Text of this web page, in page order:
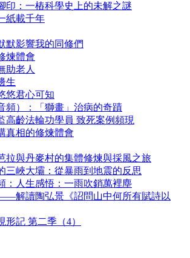
印：一樁科學史上的未解之謎
紙載千年
默影響我的同修們
煉體會
助老人
生
悠君心可知
頻）：「獅畫」治病的奇蹟
高齡法輪功學員 致死案例頻現
真相的修煉體會
拉與丹麥村的集體修煉與採風之旅
三峽大壩：從暴雨到地震的反思
：人生感悟：一雨吹銷萬裡塵
解讀陶弘景《詔問山中何所有賦詩以
形記 第二季（4）